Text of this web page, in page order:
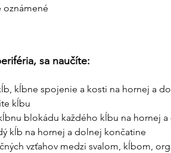
oznámené
sa naučíte:
kĺbne spojenie a kosti na hornej a
kĺbu
blokádu každého kĺbu na hornej a
kĺb na hornej a dolnej končatine
vzťahov medzi svalom, kĺbom,